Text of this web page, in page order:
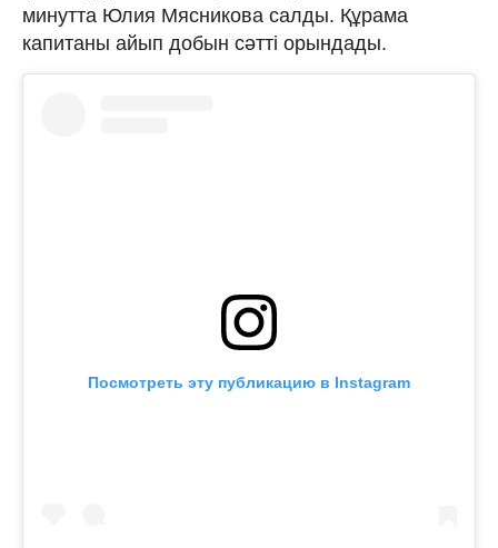
минутта Юлия Мясникова салды. Құрама
капитаны айып добын сәтті орындады.
Посмотреть эту публикацию в Instagram